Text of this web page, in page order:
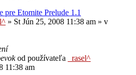
pre Etomite Prelude 1.1
» St Jún 25, 2008 11:38 am » v
od používateľa
_rasel^
11:38 am